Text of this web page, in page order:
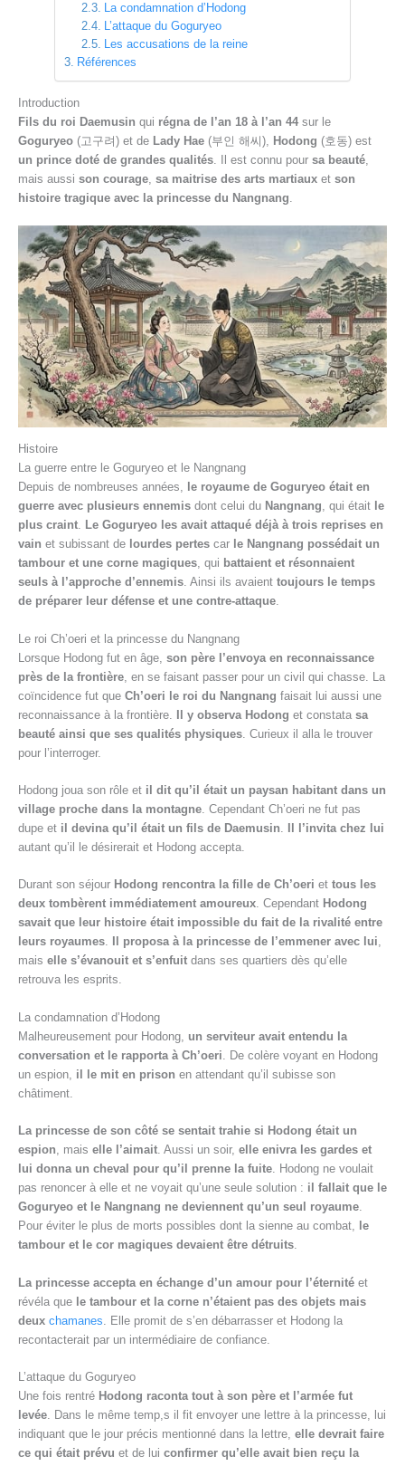
La condamnation d’Hodong
L’attaque du Goguryeo
Les accusations de la reine
Références
Introduction
Fils du roi Daemusin qui régna de l’an 18 à l’an 44 sur le
Goguryeo (고구려) et de Lady Hae (부인 해씨), Hodong (호동) est
un prince doté de grandes qualités . Il est connu pour sa beauté
mais aussi son courage sa maitrise des arts martiaux et son
histoire tragique avec la princesse du Nangnang
Histoire
La guerre entre le Goguryeo et le Nangnang
Depuis de nombreuses années, le royaume de Goguryeo était en
guerre avec plusieurs ennemis dont celui du Nangnang, qui était le
plus craint. Le Goguryeo les avait attaqué déjà à trois reprises en
vain et subissant de lourdes pertes car le Nangnang possédait un
tambour et une corne magiques, qui battaient et résonnaient
seuls à l’approche d’ennemis. Ainsi ils avaient toujours le temps
de préparer leur défense et une contre-attaque.
Le roi Ch’oeri et la princesse du Nangnang
Lorsque Hodong fut en âge, son père l’envoya en reconnaissance
près de la frontière , en se faisant passer pour un civil qui chasse. La
coïncidence fut que Ch’oeri le roi du Nangnang faisait lui aussi une
reconnaissance à la frontière. Il y observa Hodong et constata sa
beauté ainsi que ses qualités physiques . Curieux il alla le trouver
pour l’interroger.
Hodong joua son rôle et il dit qu’il était un paysan habitant dans un
village proche dans la montagne . Cependant Ch’oeri ne fut pas
dupe et il devina qu’il était un fils de Daemusin
Il l’invita chez lui
autant qu’il le désirerait et Hodong accepta.
Durant son séjour Hodong rencontra la fille de Ch’oeri et tous les
deux tombèrent immédiatement amoureux. Cependant Hodong
savait que leur histoire était impossible du fait de la rivalité entre
leurs royaumes. Il proposa à la princesse de l’emmener avec lui,
mais elle s’évanouit et s’enfuit dans ses quartiers dès qu’elle
retrouva les esprits.
La condamnation d’Hodong
Malheureusement pour Hodong, un serviteur avait entendu la
conversation et le rapporta à Ch’oeri . De colère voyant en Hodong
un espion, il le mit en prison en attendant qu’il subisse son
châtiment.
La princesse de son côté se sentait trahie si Hodong était un
espion, mais elle l’aimait. Aussi un soir, elle enivra les gardes et
lui donna un cheval pour qu’il prenne la fuite. Hodong ne voulait
pas renoncer à elle et ne voyait qu’une seule solution : il fallait que le
Goguryeo et le Nangnang ne deviennent qu’un seul royaume.
Pour éviter le plus de morts possibles dont la sienne au combat, le
tambour et le cor magiques devaient être détruits.
La princesse accepta en échange d’un amour pour l’éternité et
révéla que le tambour et la corne n’étaient pas des objets mais
deux chamanes . Elle promit de s’en débarrasser et Hodong la
recontacterait par un intermédiaire de confiance.
L’attaque du Goguryeo
Une fois rentré Hodong raconta tout à son père et l’armée fut
levée. Dans le même temp,s il fit envoyer une lettre à la princesse, lui
indiquant que le jour précis mentionné dans la lettre, elle devrait faire
ce qui était prévu et de lui confirmer qu’elle avait bien reçu la